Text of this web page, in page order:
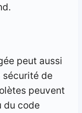
peut aussi
sécurité de
peuvent
du code